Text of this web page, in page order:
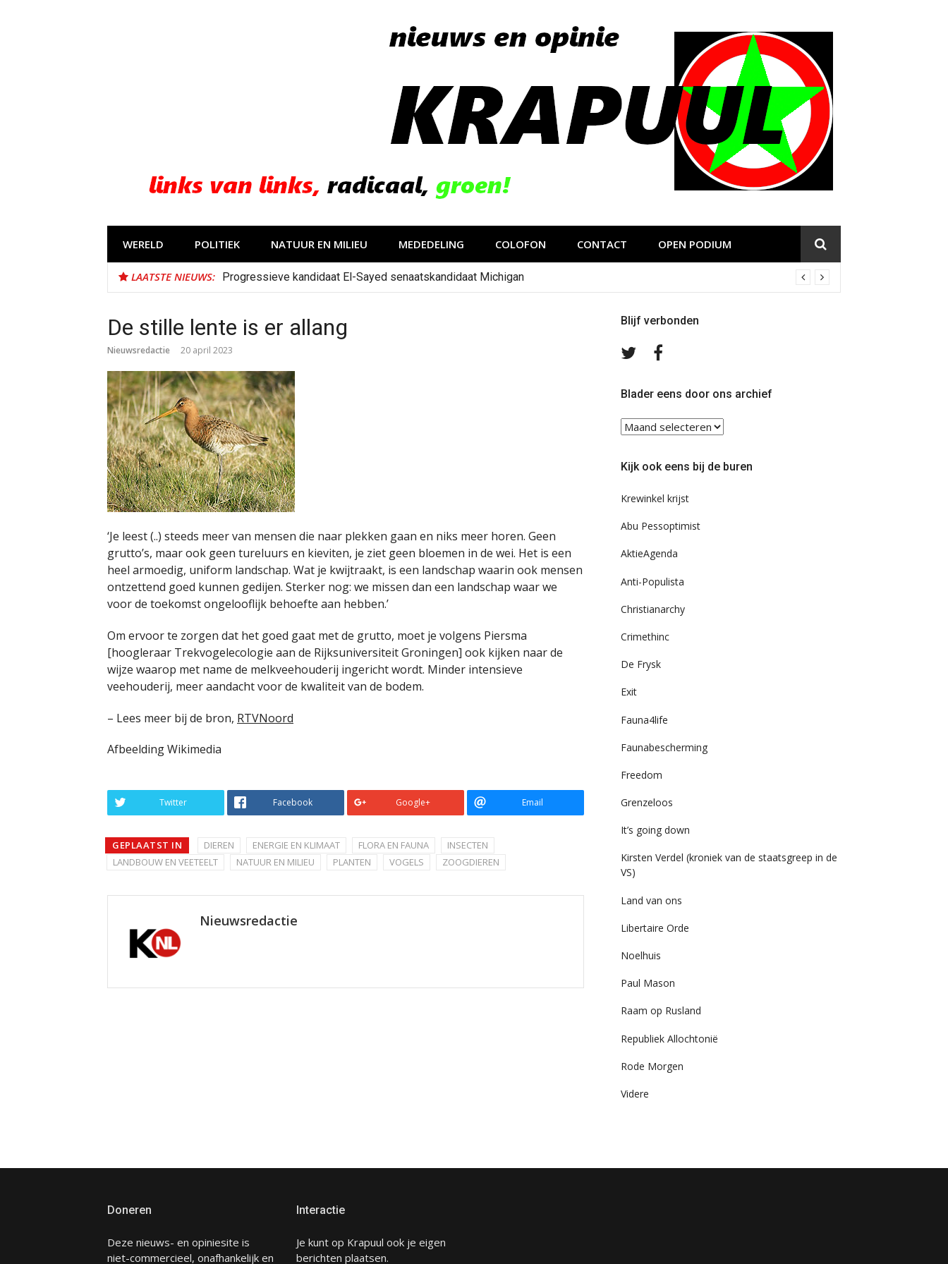
WERELD POLITIEK NATUUR EN MILIEU MEDEDELING COLOFON CONTACT OPEN PODIUM
LAATSTE NIEUWS: Progressieve kandidaat El-Sayed senaatskandidaat Michigan
De stille lente is er allang
Nieuwsredactie 20 april 2023
‘Je leest (..) steeds meer van mensen die naar plekken gaan en niks meer horen. Geen
grutto’s, maar ook geen tureluurs en kieviten, je ziet geen bloemen in de wei. Het is een
heel armoedig, uniform landschap. Wat je kwijtraakt, is een landschap waarin ook mensen
ontzettend goed kunnen gedijen. Sterker nog: we missen dan een landschap waar we
voor de toekomst ongelooflijk behoefte aan hebben.’
Om ervoor te zorgen dat het goed gaat met de grutto, moet je volgens Piersma
[hoogleraar Trekvogelecologie aan de Rijksuniversiteit Groningen] ook kijken naar de
wijze waarop met name de melkveehouderij ingericht wordt. Minder intensieve
veehouderij, meer aandacht voor de kwaliteit van de bodem.
– Lees meer bij de bron, RTVNoord
Afbeelding Wikimedia
Twitter Facebook Google+ Email
GEPLAATST IN DIEREN ENERGIE EN KLIMAAT FLORA EN FAUNA
INSECTEN
LANDBOUW EN VEETEELT
NATUUR EN MILIEU PLANTEN VOGELS ZOOGDIEREN
Nieuwsredactie
Blijf verbonden
Volg
TwitterFacebook
Blader eens door ons archief
Blader
eens
ons
Kijk ook eens bij de buren
Krewinkel krijst
Abu Pessoptimist
AktieAgenda
Anti-Populista
Christianarchy
Crimethinc
De Frysk
Exit
Fauna4life
Faunabescherming
Freedom
Grenzeloos
It’s going down
Kirsten Verdel (kroniek van de staatsgreep in de
VS)
Land van ons
Libertaire Orde
Noelhuis
Paul Mason
Raam op Rusland
Republiek Allochtonië
Rode Morgen
Videre
Doneren
Deze nieuws- en opiniesite is
niet-commercieel, onafhankelijk en
Interactie
Je kunt op Krapuul ook je eigen
berichten plaatsen.